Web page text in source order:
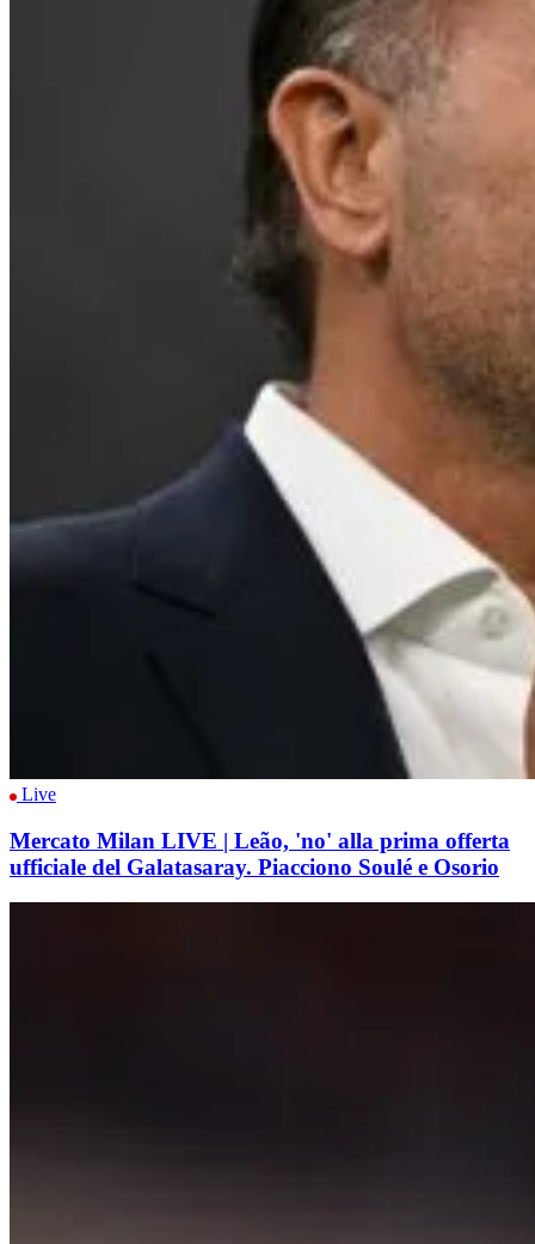
Live
Mercato Milan LIVE | Leão, 'no' alla prima offerta
ufficiale del Galatasaray. Piacciono Soulé e Osorio